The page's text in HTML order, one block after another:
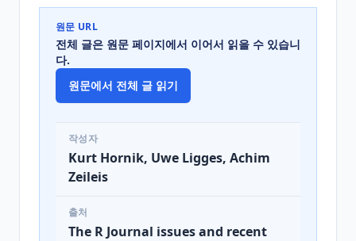
원문 URL
전체 글은 원문 페이지에서 이어서 읽을 수 있습니
다.
원문에서 전체 글 읽기
작성자
Kurt Hornik, Uwe Ligges, Achim
Zeileis
출처
The R Journal issues and recent